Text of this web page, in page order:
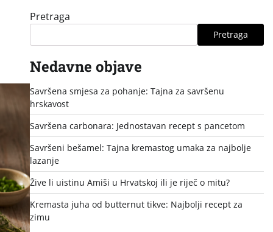
Pretraga
Pretraga
Nedavne objave
Savršena smjesa za pohanje: Tajna za savršenu
hrskavost
Savršena carbonara: Jednostavan recept s pancetom
Savršeni bešamel: Tajna kremastog umaka za najbolje
lazanje
Žive li uistinu Amiši u Hrvatskoj ili je riječ o mitu?
Kremasta juha od butternut tikve: Najbolji recept za
zimu